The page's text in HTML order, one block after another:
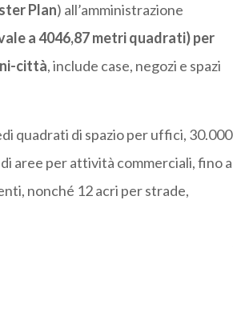
Plan) all’amministrazione
a 4046,87 metri quadrati) per
città, include case, negozi e spazi
quadrati di spazio per uffici, 30.000
aree per attività commerciali, fino a
nonché 12 acri per strade,